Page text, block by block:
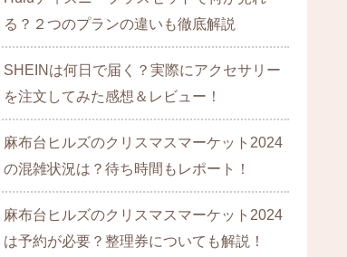
る？２つのプランの違いも徹底解説
SHEINは何日で届く？実際にアクセサリー
を注文してみた感想＆レビュー！
麻布台ヒルズのクリスマスマーケット2024
の混雑状況は？待ち時間もレポート！
麻布台ヒルズのクリスマスマーケット2024
は予約が必要？整理券についても解説！